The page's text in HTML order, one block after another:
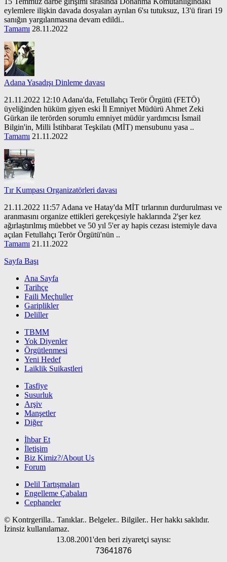
eylemlere ilişkin davada dosyaları ayrılan 6'sı tutuksuz, 13'ü firari 19
sanığın yargılanmasına devam edildi..
Tamamı 28.11.2022
Adana Yasadışı Dinleme davası
21.11.2022 12:10 Adana'da, Fetullahçı Terör Örgütü (FETÖ)
üyeliğinden hüküm giyen eski İl Emniyet Müdürü Ahmet Zeki
Gürkan ile terörden sorumlu emniyet müdür yardımcısı İsmail
Bilgin'in, Milli İstihbarat Teşkilatı (MİT) mensubunu yasa ..
Tamamı 21.11.2022
Tır Kumpası Organizatörleri davası
21.11.2022 11:57 Adana ve Hatay'da MİT tırlarının durdurulması ve
aranmasını organize ettikleri gerekçesiyle haklarında 2'şer kez
ağırlaştırılmış müebbet ve 50 yıl 5'er ay hapis cezası istemiyle dava
açılan Fetullahçı Terör Örgütü'nün ..
Tamamı 21.11.2022
Sayfa Başı
Ana Sayfa
Tarihçe
Faili Meçhuller
Gariplikler
Deliller
TBMM
Yok Diyenler
Örgütlenmesi
Yeni Hedef
Laiklik Suikastleri
Tasfiye
Susurluk
Arşiv
Manşetler
Diğer
İhbar Et
İletişim
Biz Kimiz?/About Us
Forum
Delil Tartışmaları
Engelleme Çabaları
Cephaneler
© Kontrgerilla.. Tanıklar.. Belgeler.. Bilgiler.. Her hakkı saklıdır.
İzinsiz kullanılamaz.
13.08.2001'den beri ziyaretçi sayısı:
73641876